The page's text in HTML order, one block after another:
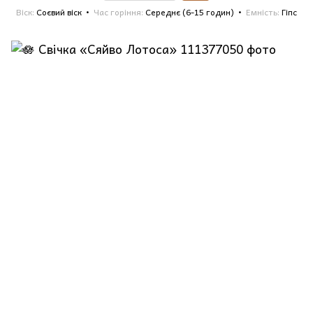
Віск Соєвий віск Час горіння Середнє (6-15 годин) Емність Гіпс